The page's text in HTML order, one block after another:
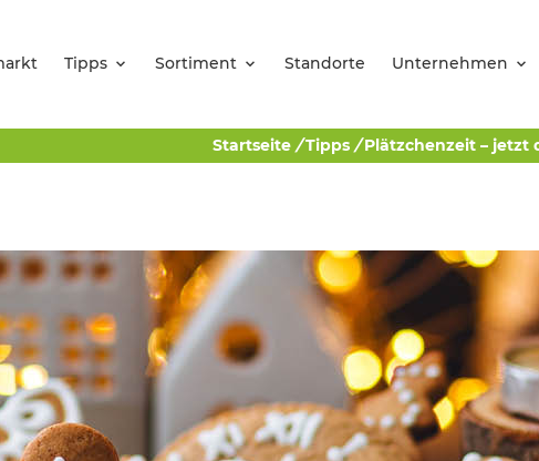
Tipps Sortiment Standorte Unternehmen
Startseite / Tipps / Plätzchenzeit – jetzt